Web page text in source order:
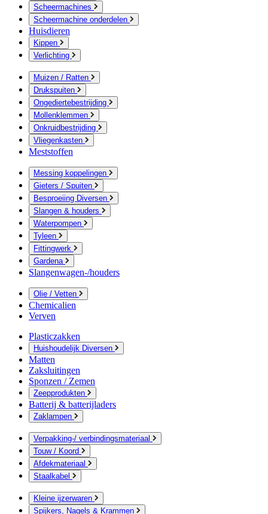
Scheermachines
Scheermachine onderdelen
Huisdieren
Kippen
Verlichting
Muizen / Ratten
Drukspuiten
Ongediertebestrijding
Mollenklemmen
Onkruidbestrijding
Vliegenkasten
Meststoffen
Messing koppelingen
Gieters / Spuiten
Besproeiing Diversen
Slangen & houders
Waterpompen
Tyleen
Fittingwerk
Gardena
Slangenwagen-/houders
Olie / Vetten
Chemicalien
Verven
Plasticzakken
Huishoudelijk Diversen
Matten
Zaksluitingen
Sponzen / Zemen
Zeepprodukten
Batterij & batterijladers
Zaklampen
Verpakking-/ verbindingsmateriaal
Touw / Koord
Afdekmateriaal
Staalkabel
Kleine ijzerwaren
Spijkers, Nagels & Krammen